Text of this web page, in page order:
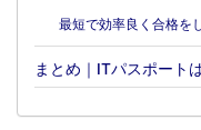
最短で効率良く合格を
まとめ｜ITパスポート